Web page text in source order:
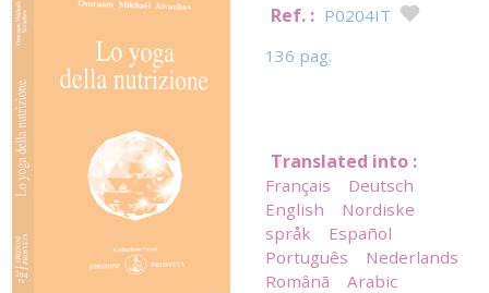
Ref. : P0204IT
136 pag.
Translated into :
Français
Deutsch
English
Nordiske
språk
Español
Português
Nederlands
Românã
Arabic